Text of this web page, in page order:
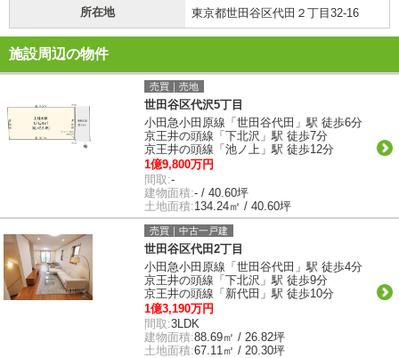
所在地 東京都世田谷区代田２丁目32-16
施設周辺の物件
売買｜売地
世田谷区代沢5丁目
小田急小田原線「世田谷代田」駅 徒歩6分
京王井の頭線「下北沢」駅 徒歩7分
京王井の頭線「池ノ上」駅 徒歩12分
1億9,800万円
間取:-
建物面積:- / 40.60坪
土地面積:134.24㎡ / 40.60坪
売買｜中古一戸建
世田谷区代田2丁目
小田急小田原線「世田谷代田」駅 徒歩4分
京王井の頭線「下北沢」駅 徒歩9分
京王井の頭線「新代田」駅 徒歩10分
1億3,190万円
間取:3LDK
建物面積:88.69㎡ / 26.82坪
土地面積:67.11㎡ / 20.30坪